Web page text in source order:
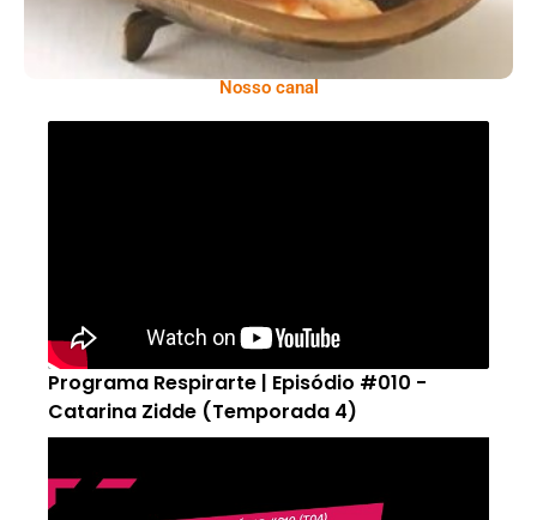
Nosso canal
Programa Respirarte | Episódio #010 -
Catarina Zidde (Temporada 4)